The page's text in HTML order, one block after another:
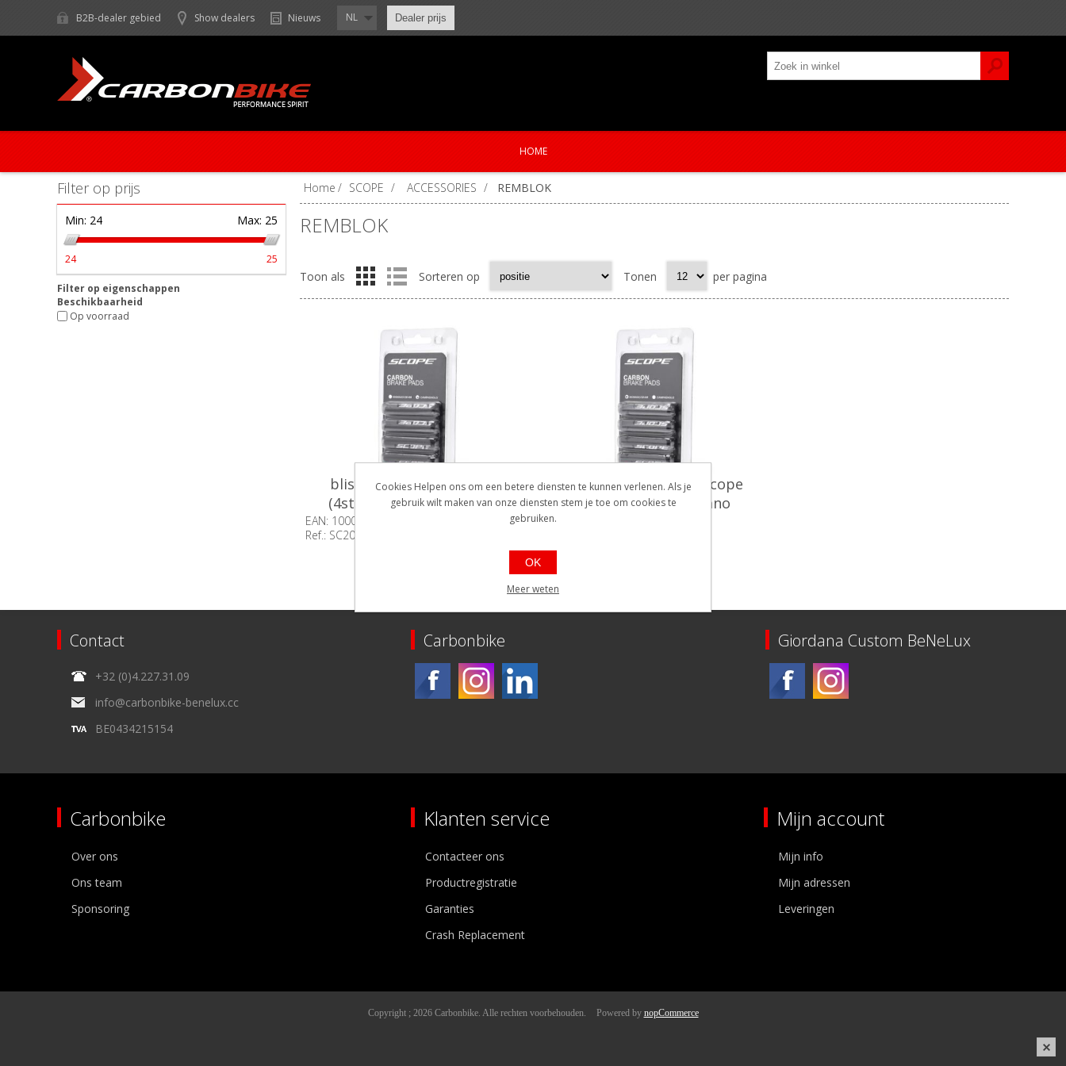
B2B-dealer gebied Show dealers Nieuws NL Dealer prijs
HOME
Home / SCOPE / ACCESSORIES / REMBLOK
REMBLOK
Toon als Sorteren op Tonen per pagina
blister remblokken Scope
(4stuks) voor Campagnolo
EAN: 1000000230147
Ref.: SC2014503
Beschikbaarheid:: 5 stuks of meer op
blister remblokken Scope
(4stuks) voor Shimano
EAN: 1000000230130
Beschikbaarheid:: 5 stuks of meer op
Filter op prijs
Min: 24 Max: 25
24 25
Filter op eigenschappen
Beschikbaarheid
Op voorraad
Contact
+32 (0)4.227.31.09
info@carbonbike-benelux.cc
BE0434215154
Carbonbike Giordana Custom BeNeLux
Carbonbike
Over ons
Ons team
Sponsoring
Klanten service
Contacteer ons
Productregistratie
Garanties
Crash Replacement
Mijn account
Mijn info
Mijn adressen
Leveringen
Copyright ; 2026 Carbonbike. Alle rechten voorbehouden. Powered by nopCommerce
Cookies Helpen ons om een betere diensten te kunnen verlenen. Als je
gebruik wilt maken van onze diensten stem je toe om cookies te
gebruiken.
OK
Meer weten